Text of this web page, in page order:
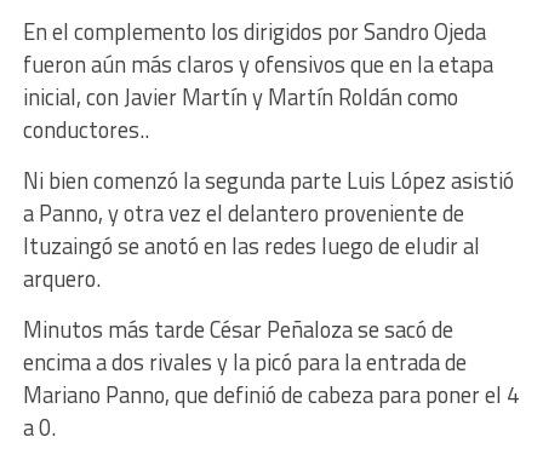
En el complemento los dirigidos por Sandro Ojeda
fueron aún más claros y ofensivos que en la etapa
inicial, con Javier Martín y Martín Roldán como
conductores..
Ni bien comenzó la segunda parte Luis López asistió
a Panno, y otra vez el delantero proveniente de
Ituzaingó se anotó en las redes luego de eludir al
arquero.
Minutos más tarde César Peñaloza se sacó de
encima a dos rivales y la picó para la entrada de
Mariano Panno, que definió de cabeza para poner el 4
a 0.